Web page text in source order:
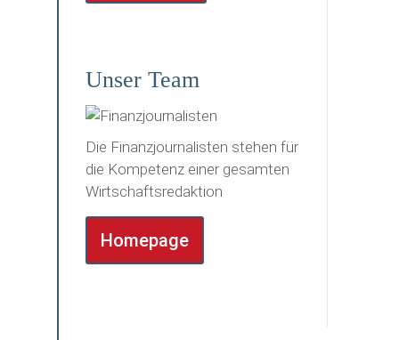
Unser Team
Die Finanzjournalisten stehen für
die Kompetenz einer gesamten
Wirtschaftsredaktion
Homepage